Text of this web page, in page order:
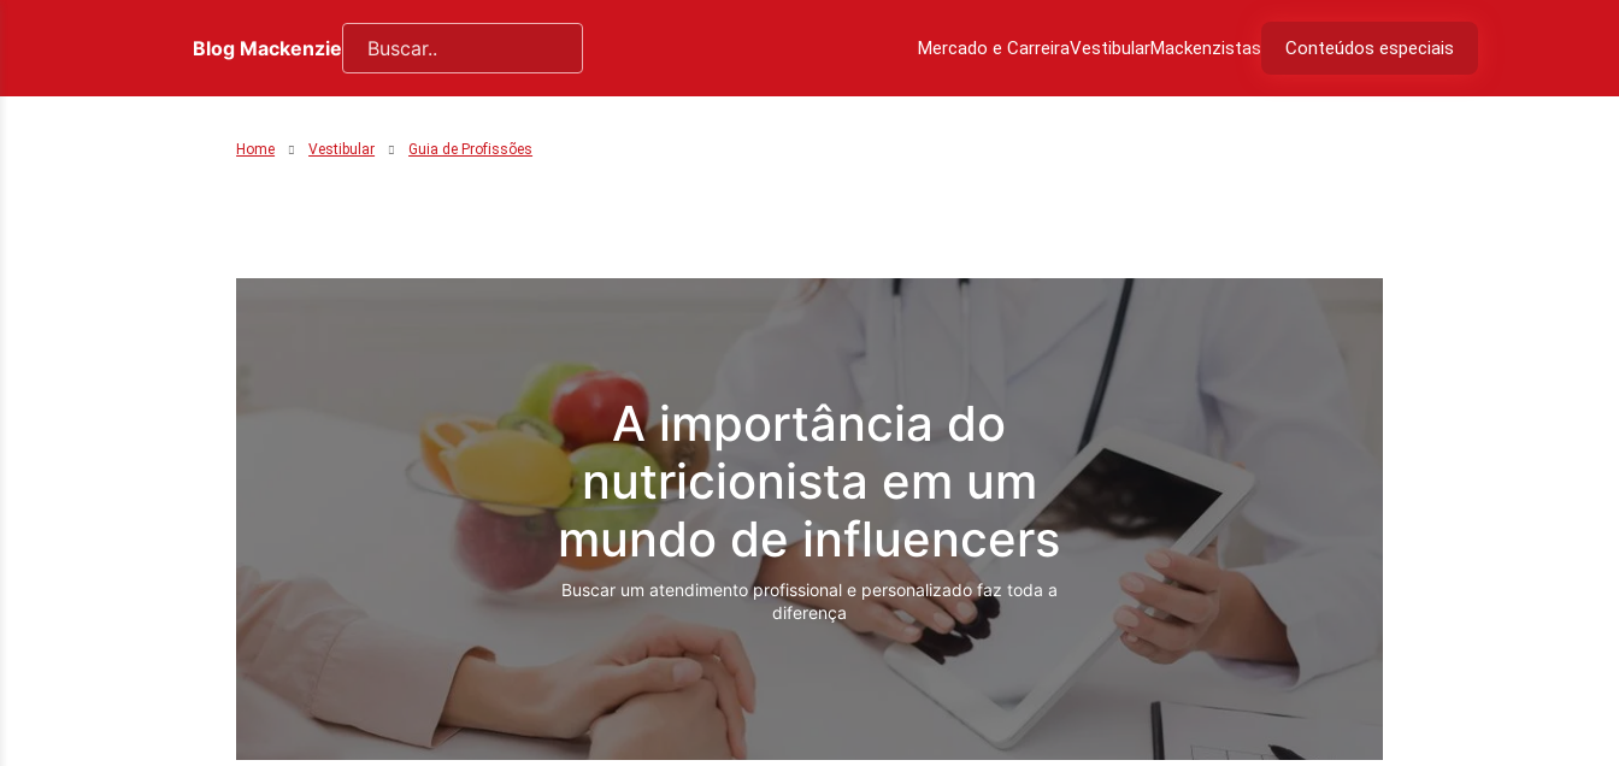
Blog Mackenzie Mercado e CarreiraVestibularMackenzistas Conteúdos especiais
Home Vestibular Guia de Profissões
A importância do
nutricionista em um
mundo de influencers
Buscar um atendimento profissional e personalizado faz toda a
diferença